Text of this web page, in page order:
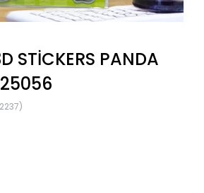
STICKERS PANDA
25056